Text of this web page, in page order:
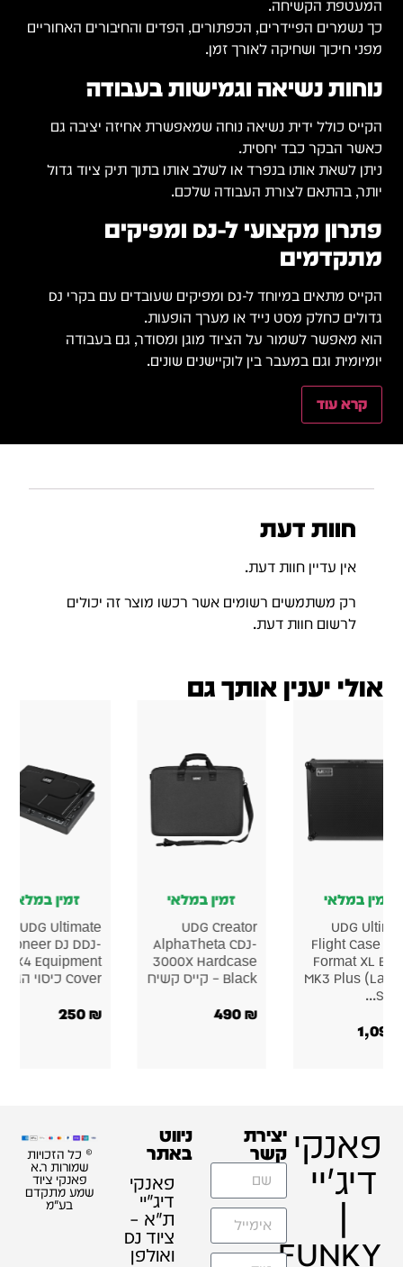
במלאי
UDG
Pioneer
Hardcase קייס
זמין במלאי
UDG Creator
Hardcase CDJ-
3000 / SC6000
קייס קשיח מקצועי
זמין במלאי
UDG Creator
Pioneer DJ CDJ-
3000/
2000NXS2/ DJM-
Hardcase